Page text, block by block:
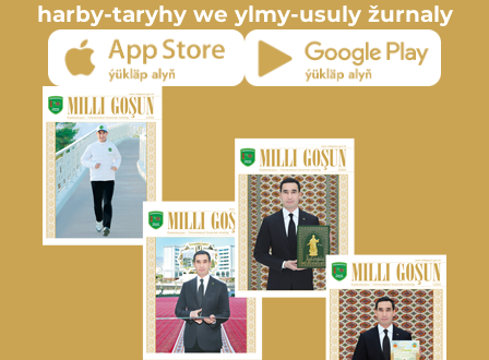
harby-taryhy we ylmy-usuly žurnaly